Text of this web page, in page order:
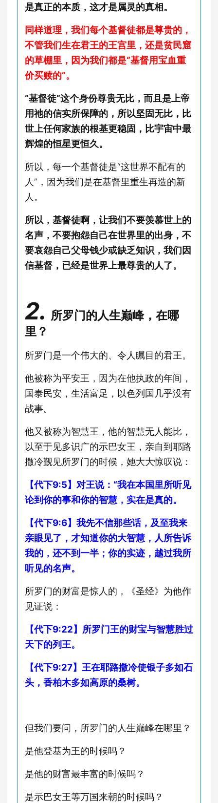
是真正的本质，这才是属灵的真相。
同样道理，我们每个基督徒都是尊贵的，
不管我们生在君王的王宫里，还是贫民窟
的草棚里，因为我们都是“基督用宝血重
价买赎的”。
“基督徒”这个身份尊贵无比，而且是上帝
用祂的信实所保障的，所以坚固无比，比
世上任何家族的根基更稳固，比宇宙中最
辉煌的恒星更恒久。
所以，每一个基督徒是“这世界不配有的
人”，因为我们是在基督里重生再造的新
人。
所以，基督徒啊，让我们不要羡慕世上的
名声，不要抱怨自己在世界里的出身，不
要哀怨自己父母钱少或缺乏知识，我们因
信基督，已经是世界上最尊贵的人了。
2. 所罗门的人生巅峰，在哪
里？
所罗门是一个伟大的、令人瞩目的君王。
他被称为平安王，因为在他执政的年间，
国泰民安，生活富足，以色列国几乎没有
战事。
他又被称为智慧王，他的智慧无人能比，
以至于见多识广的示巴女王，亲自到耶路
撒冷觐见所罗门的时候，她大大惊叹说：
【代下9:5】对王说：“我在本国里所听见
论到你的事和你的智慧，实在是真的。
【代下9:6】我先不信那些话，及至我来
亲眼见了，才知道你的大智慧，人所告诉
我的，还不到一半；你的实迹，越过我所
听见的名声。
所罗门的财富是惊人的，《圣经》为他作
见证说：
【代下9:22】所罗门王的财宝与智慧胜过
天下的列王。
【代下9:27】王在耶路撒冷使银子多如石
头，香柏木多如高原的桑树。
但我们要问，所罗门的人生巅峰在哪里？
是他登基为王的时候吗？
是他的财富最丰富的时候吗？
是示巴女王等万国来朝的时候吗？